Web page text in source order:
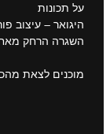
על תכונות
היגואר – עיצוב
השגרה הרחק
מוכנים לצאת